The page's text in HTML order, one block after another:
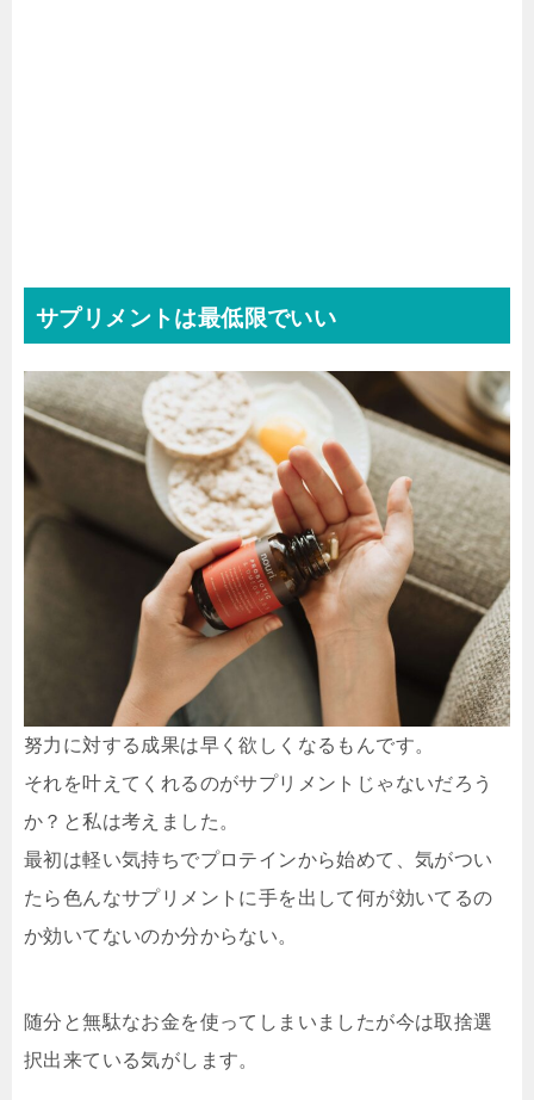
サプリメントは最低限でいい
努力に対する成果は早く欲しくなるもんです。
それを叶えてくれるのがサプリメントじゃないだろう
か？と私は考えました。
最初は軽い気持ちでプロテインから始めて、気がつい
たら色んなサプリメントに手を出して何が効いてるの
か効いてないのか分からない。
随分と無駄なお金を使ってしまいましたが今は取捨選
択出来ている気がします。